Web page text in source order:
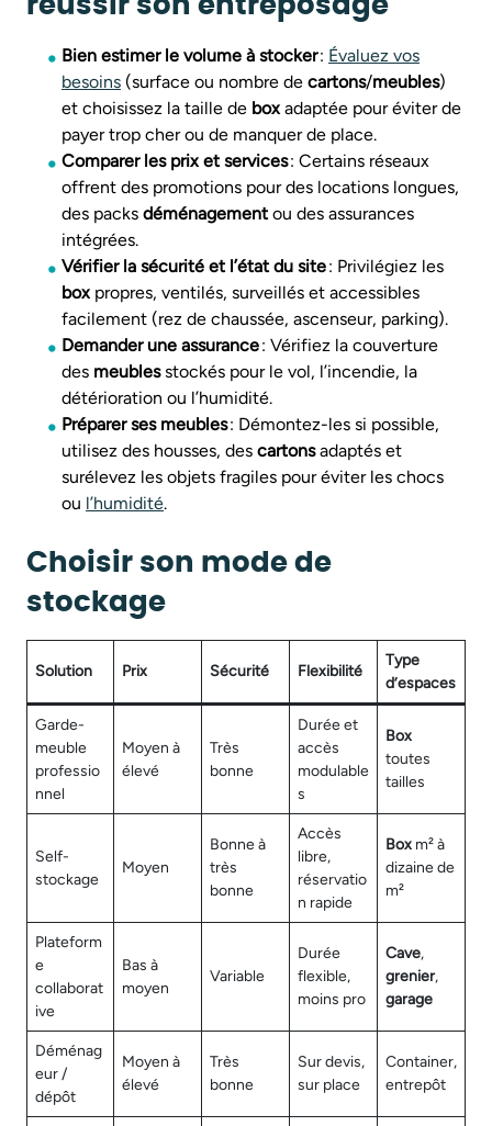
Bien estimer le volume à stocker: Évaluez vos
besoins (surface ou nombre de cartons/meubles)
et choisissez la taille de boxadaptée pour éviter de
payer trop cher ou de manquer de place.
Comparer les prix et services: Certains réseaux
offrent des promotions pour des locations longues,
des packs déménagementou des assurances
intégrées.
Vérifier la sécurité et l’état du site: Privilégiez les
boxpropres, ventilés, surveillés et accessibles
facilement (rez de chaussée, ascenseur, parking).
Demander une assurance: Vérifiez la couverture
des meublesstockés pour le vol, l’incendie, la
détérioration ou l’humidité.
Préparer ses meubles: Démontez-les si possible,
utilisez des housses, des cartonsadaptés et
surélevez les objets fragiles pour éviter les chocs
ou l’humidité.
Choisir son mode de
stockage
Solution Prix Sécurité Flexibilité
Type
d’espaces
Garde-
meuble
professio
nnel
Moyen à
élevé
Très
bonne
Durée et
accès
modulable
s
Box
toutes
tailles
Self-
stockage
Moyen
Bonne à
très
bonne
Accès
libre,
réservatio
n rapide
Box m² à
dizaine de
m²
Plateform
e
collaborat
ive
Bas à
moyen
Variable
Durée
flexible,
moins pro
Cave,
grenier,
garage
Déménag
eur /
dépôt
Moyen à
élevé
Très
bonne
Sur devis,
sur place
Container,
entrepôt